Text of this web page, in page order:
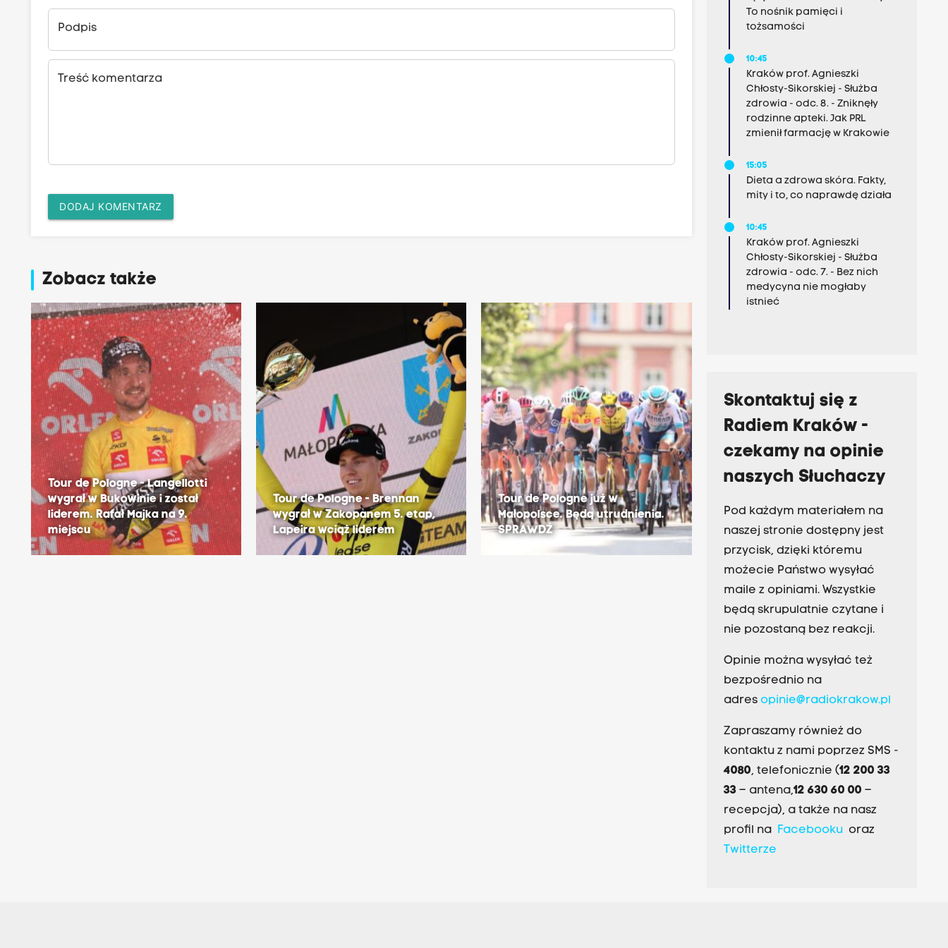
Podpis
Treść komentarza
DODAJ KOMENTARZ
Zobacz także
Tour de Pologne - Langellotti
wygrał w Bukowinie i został
liderem. Rafał Majka na 9.
miejscu
Tour de Pologne - Brennan
wygrał w Zakopanem 5. etap,
Lapeira wciąż liderem
Tour de Pologne już w
Małopolsce. Będą utrudnienia.
SPRAWDŹ
To nośnik pamięci i
tożsamości
10:45
Kraków prof. Agnieszki
Chłosty-Sikorskiej - Służba
zdrowia - odc. 8. - Zniknęły
rodzinne apteki. Jak PRL
zmienił farmację w Krakowie
15:05
Dieta a zdrowa skóra. Fakty,
mity i to, co naprawdę działa
10:45
Kraków prof. Agnieszki
Chłosty-Sikorskiej - Służba
zdrowia - odc. 7. - Bez nich
medycyna nie mogłaby
istnieć
Skontaktuj się z
Radiem Kraków -
czekamy na opinie
naszych Słuchaczy
Pod każdym materiałem na
naszej stronie dostępny jest
przycisk, dzięki któremu
możecie Państwo wysyłać
maile z opiniami. Wszystkie
będą skrupulatnie czytane i
nie pozostaną bez reakcji.
Opinie można wysyłać też
bezpośrednio na
adres opinie@radiokrakow.pl
Zapraszamy również do
kontaktu z nami poprzez SMS -
4080, telefonicznie (12 200 33
33– antena,12 630 60 00 –
recepcja), a także na nasz
profil na Facebookuoraz
Twitterze